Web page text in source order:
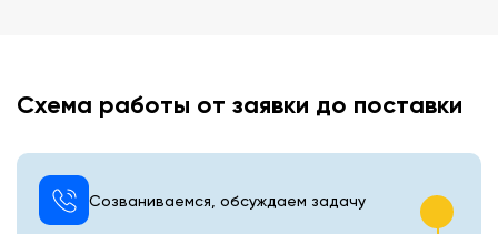
Схема работы от заявки до поставки
Созваниваемся, обсуждаем задачу